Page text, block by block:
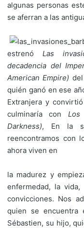
algunas personas
se aferran a las
estrenó Las
decadencia del
American Empire)
quién ganó en ese
Extranjera y
culminaría con
Darkness), En la
reencontramos con
ahora viven en
la madurez y
enfermedad, la
convicciones. Nos
quien se encuentra
Sébastien, su hijo,